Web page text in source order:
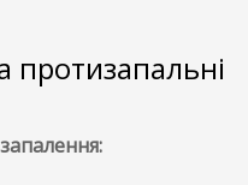
протизапальні